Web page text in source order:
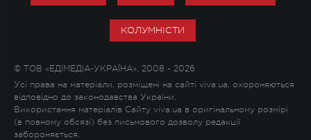
КОЛУМНІСТИ
© ТОВ «ЕДІМЕДІА-УКРАЇНА», 2008 - 2026
Усі права на матеріали, розміщені на сайті viva.ua, охороняються
відповідно до законодавства України.
Використання матеріалів Сайту viva.ua в оригінальному розмірі
(в повному обсязі) без письмового дозволу редакції
забороняється.